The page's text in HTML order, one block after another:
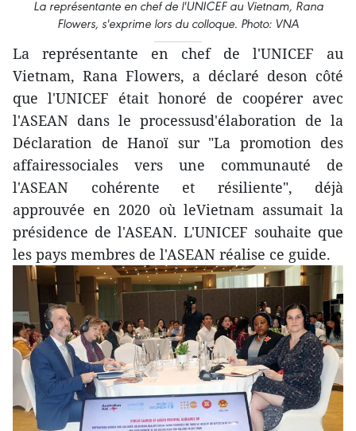
La représentante en chef de l'UNICEF au Vietnam, Rana
Flowers, s'exprime lors du colloque. Photo: VNA
La représentante en chef de l'UNICEF au
Vietnam, Rana Flowers, a déclaré deson côté
que l'UNICEF était honoré de coopérer avec
l'ASEAN dans le processusd'élaboration de la
Déclaration de Hanoï sur "La promotion des
affairessociales vers une communauté de
l'ASEAN cohérente et résiliente", déjà
approuvée en 2020 où leVietnam assumait la
présidence de l'ASEAN. L'UNICEF souhaite que
les pays membres de l'ASEAN réalise ce guide.